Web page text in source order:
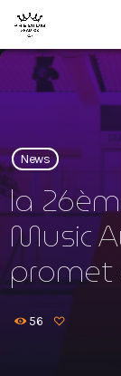
play_arrow
News
la
Music
promet
56